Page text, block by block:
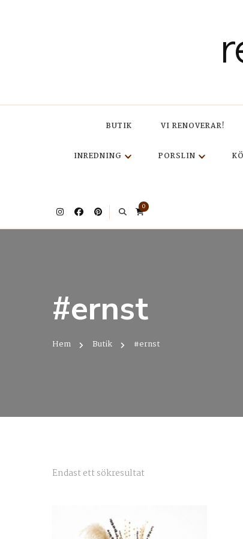
BUTIK VI RENOVERAR!
INREDNING PORSLIN
0
#ernst
Hem Butik #ernst
Endast ett sökresultat